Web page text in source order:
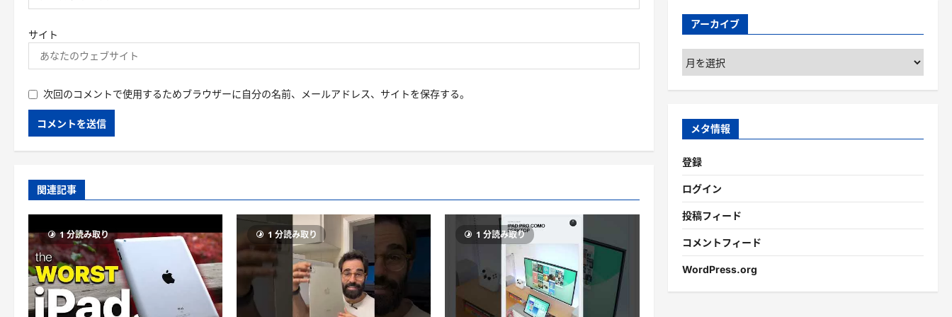
サイト
次回のコメントで使用するためブラウザーに自分の名前、メールアドレス、サイトを保存する。
関連記事
1 分読み取り 1 分読み取り 1 分読み取り
アーカイブ
ア
ー
カ
ブ
メタ情報
登録
ログイン
投稿フィード
コメントフィード
WordPress.org